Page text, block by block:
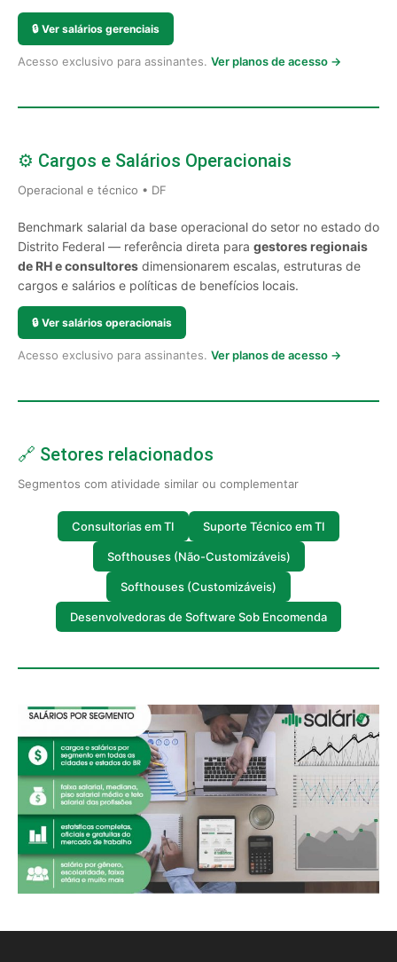
🔒 Ver salários gerenciais
Acesso exclusivo para assinantes. Ver planos de acesso →
⚙️ Cargos e Salários Operacionais
Operacional e técnico • DF
Benchmark salarial da base operacional do setor no estado do
Distrito Federal — referência direta para gestores regionais
de RH e consultores dimensionarem escalas, estruturas de
cargos e salários e políticas de benefícios locais.
🔒 Ver salários operacionais
Acesso exclusivo para assinantes. Ver planos de acesso →
🔗 Setores relacionados
Segmentos com atividade similar ou complementar
Consultorias em TI Suporte Técnico em TI
Softhouses (Não-Customizáveis)
Softhouses (Customizáveis)
Desenvolvedoras de Software Sob Encomenda